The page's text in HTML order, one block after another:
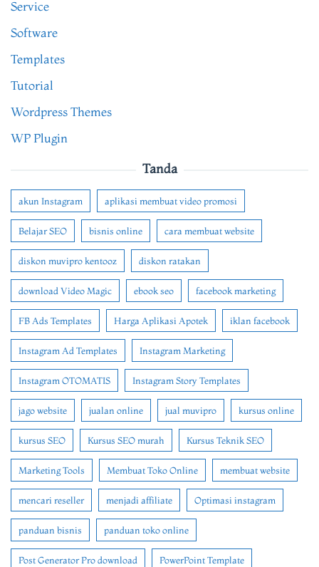
Service
Software
Templates
Tutorial
Wordpress Themes
WP Plugin
Tanda
akun Instagram aplikasi membuat video promosi
Belajar SEO bisnis online cara membuat website
diskon muvipro kentooz diskon ratakan
download Video Magic ebook seo facebook marketing
FB Ads Templates Harga Aplikasi Apotek iklan facebook
Instagram Ad Templates Instagram Marketing
Instagram OTOMATIS Instagram Story Templates
jago website jualan online jual muvipro kursus online
kursus SEO Kursus SEO murah Kursus Teknik SEO
Marketing Tools Membuat Toko Online membuat website
mencari reseller menjadi affiliate Optimasi instagram
panduan bisnis panduan toko online
Post Generator Pro download PowerPoint Template